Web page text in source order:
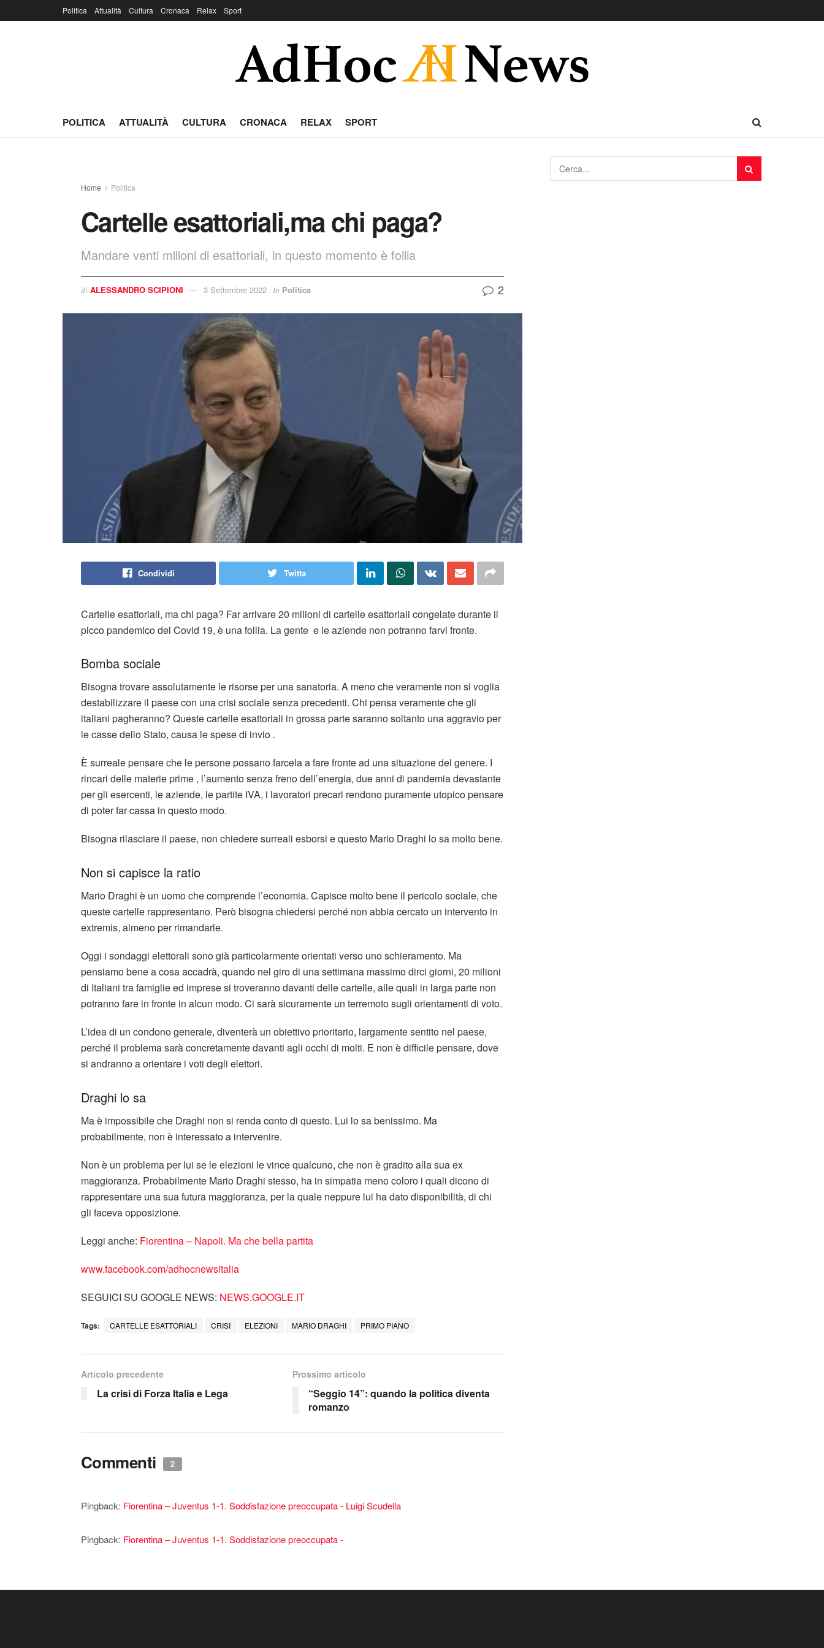
Politica Attualità Cultura Cronaca Relax Sport
POLITICA ATTUALITÀ CULTURA CRONACA RELAX SPORT
Home Politica
Cartelle esattoriali,ma chi paga?
Mandare venti milioni di esattoriali, in questo momento è follia
di ALESSANDRO SCIPIONI 3 Settembre 2022 In Politica 2
Condividi Twitta
Cartelle esattoriali, ma chi paga? Far arrivare 20 milioni di cartelle esattoriali congelate durante il
picco pandemico del Covid 19, è una follia. La gente e le aziende non potranno farvi fronte.
Bomba sociale
Bisogna trovare assolutamente le risorse per una sanatoria. A meno che veramente non si voglia
destabilizzare il paese con una crisi sociale senza precedenti. Chi pensa veramente che gli
italiani pagheranno? Queste cartelle esattoriali in grossa parte saranno soltanto una aggravio per
le casse dello Stato, causa le spese di invio .
È surreale pensare che le persone possano farcela a fare fronte ad una situazione del genere. I
rincari delle materie prime , l’aumento senza freno dell’energia, due anni di pandemia devastante
per gli esercenti, le aziende, le partite IVA, i lavoratori precari rendono puramente utopico pensare
di poter far cassa in questo modo.
Bisogna rilasciare il paese, non chiedere surreali esborsi e questo Mario Draghi lo sa molto bene.
Non si capisce la ratio
Mario Draghi è un uomo che comprende l’economia. Capisce molto bene il pericolo sociale, che
queste cartelle rappresentano. Però bisogna chiedersi perché non abbia cercato un intervento in
extremis, almeno per rimandarle.
Oggi i sondaggi elettorali sono già particolarmente orientati verso uno schieramento. Ma
pensiamo bene a cosa accadrà, quando nel giro di una settimana massimo dirci giorni, 20 milioni
di Italiani tra famiglie ed imprese si troveranno davanti delle cartelle, alle quali in larga parte non
potranno fare in fronte in alcun modo. Ci sarà sicuramente un terremoto sugli orientamenti di voto.
L’idea di un condono generale, diventerà un obiettivo prioritario, largamente sentito nel paese,
perché il problema sarà concretamente davanti agli occhi di molti. E non è difficile pensare, dove
si andranno a orientare i voti degli elettori.
Draghi lo sa
Ma è impossibile che Draghi non si renda conto di questo. Lui lo sa benissimo. Ma
probabilmente, non è interessato a intervenire.
Non è un problema per lui se le elezioni le vince qualcuno, che non è gradito alla sua ex
maggioranza. Probabilmente Mario Draghi stesso, ha in simpatia meno coloro i quali dicono di
rappresentare una sua futura maggioranza, per la quale neppure lui ha dato disponibilità, di chi
gli faceva opposizione.
Leggi anche: Fiorentina – Napoli. Ma che bella partita
www.facebook.com/adhocnewsitalia
SEGUICI SU GOOGLE NEWS: NEWS.GOOGLE.IT
Tags: CARTELLE ESATTORIALI CRISI ELEZIONI MARIO DRAGHI PRIMO PIANO
Articolo precedente
La crisi di Forza Italia e Lega
Prossimo articolo
“Seggio 14”: quando la politica diventa
romanzo
Commenti 2
Pingback: Fiorentina – Juventus 1-1. Soddisfazione preoccupata - Luigi Scudella
Pingback: Fiorentina – Juventus 1-1. Soddisfazione preoccupata -